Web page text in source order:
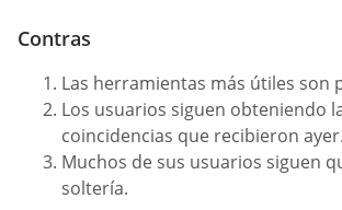
Contras
Las herramientas más útiles son
Los usuarios siguen obteniendo
coincidencias que recibieron ayer.
Muchos de sus usuarios siguen
soltería.